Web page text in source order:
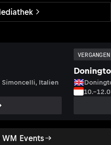
Events
Simoncelli, Italien
VERGANGEN